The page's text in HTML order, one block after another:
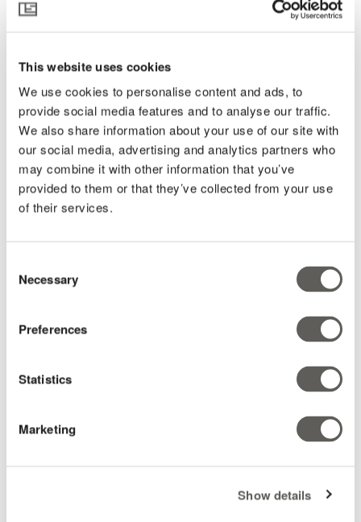
This website uses cookies
We use cookies to personalise content and ads, to
provide social media features and to analyse our traffic.
We also share information about your use of our site with
our social media, advertising and analytics partners who
may combine it with other information that you’ve
provided to them or that they’ve collected from your use
of their services.
Selection
Necessary
Preferences
Statistics
Marketing
Show details